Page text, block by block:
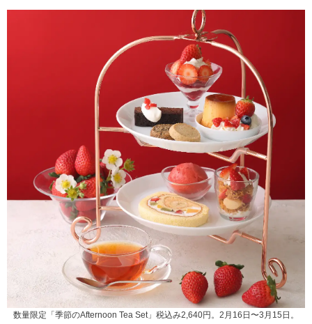
数量限定「季節のAfternoon Tea Set」税込み2,640円。2月16日〜3月15日。